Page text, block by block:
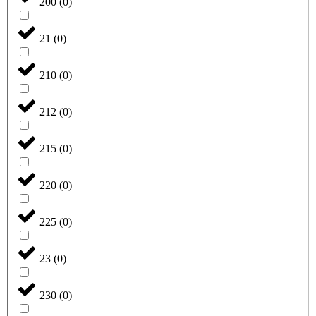
21 (0)
210 (0)
212 (0)
215 (0)
220 (0)
225 (0)
23 (0)
230 (0)